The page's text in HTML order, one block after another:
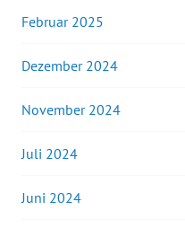
Februar 2025
Dezember 2024
November 2024
Juli 2024
Juni 2024